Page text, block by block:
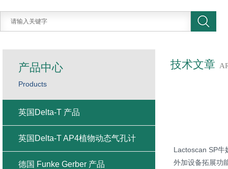
技术文章
Lactoscan SP牛
外加设备拓展功
产品中心
Products
英国Delta-T 产品
英国Delta-T AP4植物动态气孔计
德国 Funke Gerber 产品